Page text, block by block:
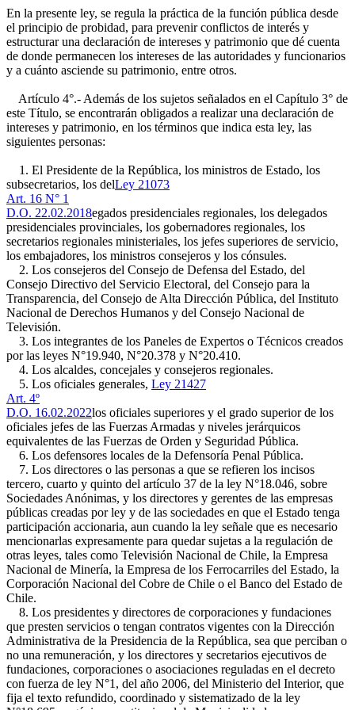
En la presente ley, se regula la práctica de la función pública desde
el principio de probidad, para prevenir conflictos de interés y
estructurar una declaración de intereses y patrimonio que dé cuenta
de donde permanecen los intereses de las autoridades y funcionarios
y a cuánto asciende su patrimonio, entre otros.
Artículo 4°.- Además de los sujetos señalados en el Capítulo 3° de
este Título, se encontrarán obligados a realizar una declaración de
intereses y patrimonio, en los términos que indica esta ley, las
siguientes personas:
1. El Presidente de la República, los ministros de Estado, los
subsecretarios, los delLey 21073
Art. 16 N° 1
D.O. 22.02.2018egados presidenciales regionales, los delegados
presidenciales provinciales, los gobernadores regionales, los
secretarios regionales ministeriales, los jefes superiores de servicio,
los embajadores, los ministros consejeros y los cónsules.
2. Los consejeros del Consejo de Defensa del Estado, del
Consejo Directivo del Servicio Electoral, del Consejo para la
Transparencia, del Consejo de Alta Dirección Pública, del Instituto
Nacional de Derechos Humanos y del Consejo Nacional de
Televisión.
3. Los integrantes de los Paneles de Expertos o Técnicos creados
por las leyes N°19.940, N°20.378 y N°20.410.
4. Los alcaldes, concejales y consejeros regionales.
5. Los oficiales generales, Ley 21427
Art. 4º
D.O. 16.02.2022los oficiales superiores y el grado superior de los
oficiales jefes de las Fuerzas Armadas y niveles jerárquicos
equivalentes de las Fuerzas de Orden y Seguridad Pública.
6. Los defensores locales de la Defensoría Penal Pública.
7. Los directores o las personas a que se refieren los incisos
tercero, cuarto y quinto del artículo 37 de la ley N°18.046, sobre
Sociedades Anónimas, y los directores y gerentes de las empresas
públicas creadas por ley y de las sociedades en que el Estado tenga
participación accionaria, aun cuando la ley señale que es necesario
mencionarlas expresamente para quedar sujetas a la regulación de
otras leyes, tales como Televisión Nacional de Chile, la Empresa
Nacional de Minería, la Empresa de los Ferrocarriles del Estado, la
Corporación Nacional del Cobre de Chile o el Banco del Estado de
Chile.
8. Los presidentes y directores de corporaciones y fundaciones
que presten servicios o tengan contratos vigentes con la Dirección
Administrativa de la Presidencia de la República, sea que perciban o
no una remuneración, y los directores y secretarios ejecutivos de
fundaciones, corporaciones o asociaciones reguladas en el decreto
con fuerza de ley N°1, del año 2006, del Ministerio del Interior, que
fija el texto refundido, coordinado y sistematizado de la ley